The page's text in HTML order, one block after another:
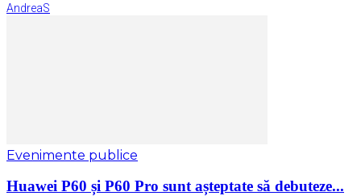
AndreaS
Evenimente publice
Huawei P60 și P60 Pro sunt așteptate să debuteze...